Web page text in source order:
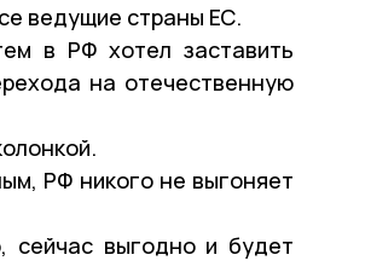
ведущие страны ЕС.
в РФ хотел заставить
на отечественную
РФ никого не выгоняет
сейчас выгодно и будет